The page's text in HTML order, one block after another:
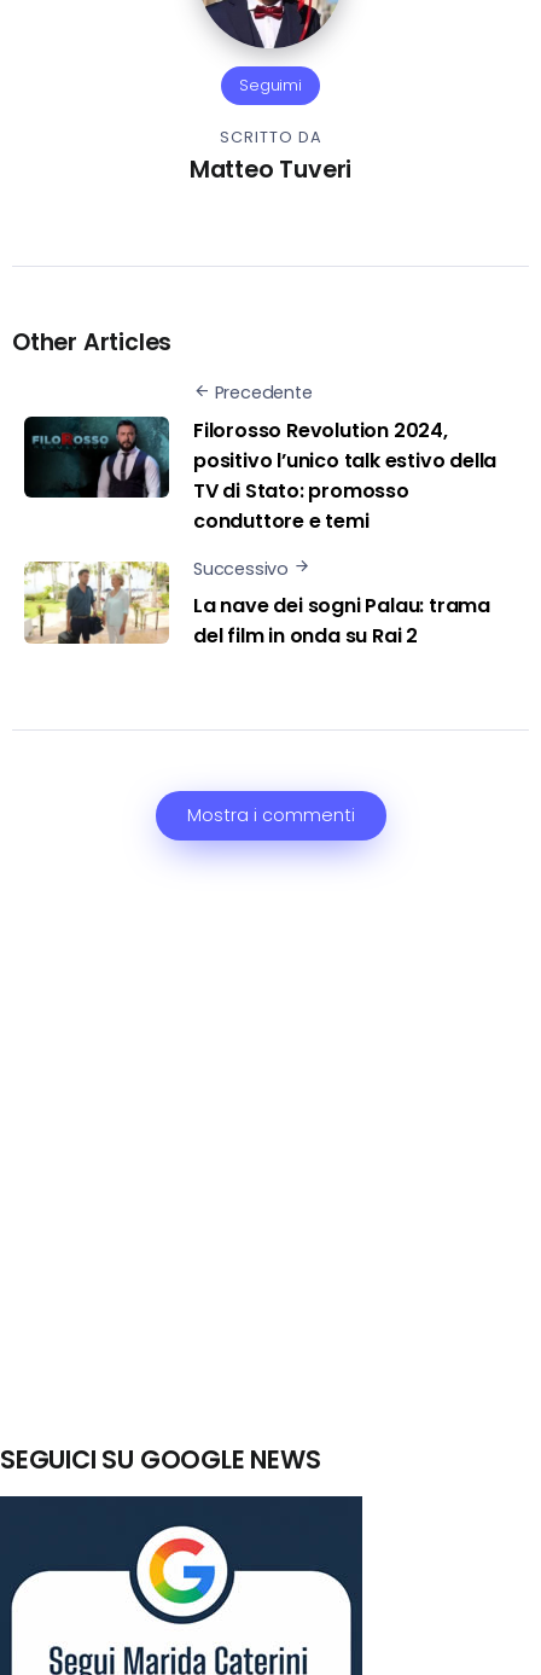
Seguimi
SCRITTO DA
Matteo Tuveri
Other Articles
Precedente
Filorosso Revolution 2024,
positivo l’unico talk estivo della
TV di Stato: promosso
conduttore e temi
Successivo
La nave dei sogni Palau: trama
del film in onda su Rai 2
Mostra i commenti
SEGUICI SU GOOGLE NEWS